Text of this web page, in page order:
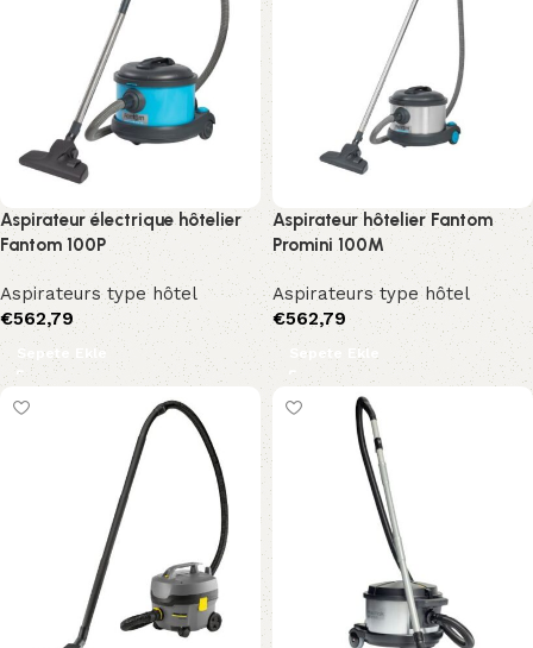
Aspirateur électrique hôtelier
Fantom 100P
Aspirateurs type hôtel
€562,79
Sepete Ekle
Aspirateur hôtelier Fantom
Promini 100M
Aspirateurs type hôtel
€562,79
Sepete Ekle